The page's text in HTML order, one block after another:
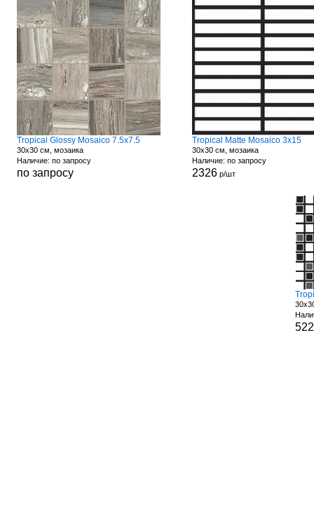
Tropical Glossy Mosaico 7.5x7.5
30x30 см, мозаика
Наличие: по запросу
по запросу
Tropical Matte Mosaico 3x15
30x30 см, мозаика
Наличие: по запросу
2326 р/шт